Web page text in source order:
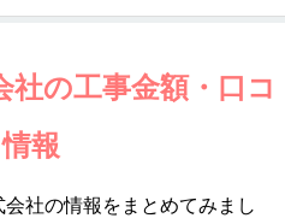
社の工事金額・口コ
報
社の情報をまとめてみまし